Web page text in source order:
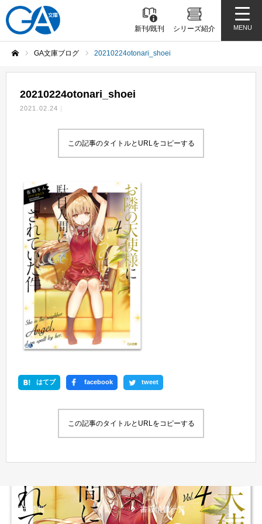
新刊/既刊 シリーズ紹介 MENU
GA文庫ブログ 20210224otonari_shoei
20210224otonari_shoei
2021.02.24
この記事のタイトルとURLをコピーする
はてブ facebook tweet
この記事のタイトルとURLをコピーする
新刊情報 書籍情報一覧